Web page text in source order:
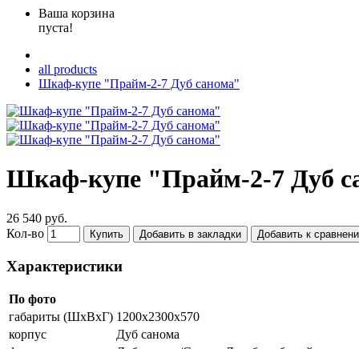
Ваша корзина
пуста!
all products
Шкаф-купе "Прайм-2-7 Дуб санома"
Шкаф-купе "Прайм-2-7 Дуб
26 540 руб.
Кол-во
Купить Добавить в закладки Добавить к
Характеристики
По фото
габариты (ШхВхГ) 1200х2300х570
корпус
Дуб санома